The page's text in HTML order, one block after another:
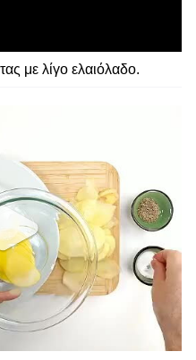
με λίγο ελαιόλαδο.